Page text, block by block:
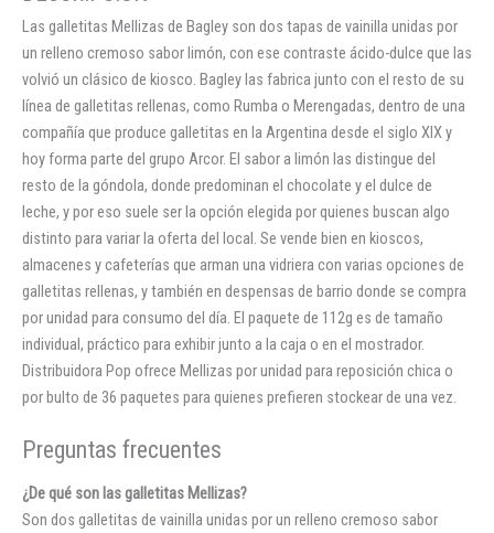
Las galletitas Mellizas de Bagley son dos tapas de vainilla unidas por
un relleno cremoso sabor limón, con ese contraste ácido-dulce que las
volvió un clásico de kiosco. Bagley las fabrica junto con el resto de su
línea de galletitas rellenas, como Rumba o Merengadas, dentro de una
compañía que produce galletitas en la Argentina desde el siglo XIX y
hoy forma parte del grupo Arcor. El sabor a limón las distingue del
resto de la góndola, donde predominan el chocolate y el dulce de
leche, y por eso suele ser la opción elegida por quienes buscan algo
distinto para variar la oferta del local. Se vende bien en kioscos,
almacenes y cafeterías que arman una vidriera con varias opciones de
galletitas rellenas, y también en despensas de barrio donde se compra
por unidad para consumo del día. El paquete de 112g es de tamaño
individual, práctico para exhibir junto a la caja o en el mostrador.
Distribuidora Pop ofrece Mellizas por unidad para reposición chica o
por bulto de 36 paquetes para quienes prefieren stockear de una vez.
Preguntas frecuentes
¿De qué son las galletitas Mellizas?
Son dos galletitas de vainilla unidas por un relleno cremoso sabor